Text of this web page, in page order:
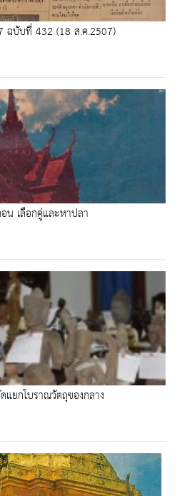
บับที่ 432 (18 ส.ค.2507)
น เลือกคู่และหาปลา
ยกโบราณวัตถุของกลาง